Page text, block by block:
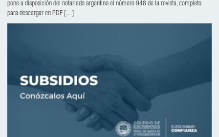
pone a disposición del notariado argentino el número 948 de la revista, completo
para descargar en PDF […]